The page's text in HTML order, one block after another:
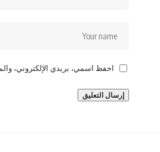
احفظ اسمي، بريدي الإلكتروني،